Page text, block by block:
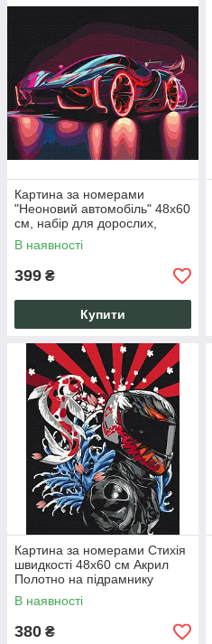
Картина за номерами
"Неоновий автомобіль" 48x60
см, набір для дорослих,
акрил на полотні, антистрес
В наявності
399 ₴
Купити
Картина за номерами Стихія
швидкості 48х60 см Акрил
Полотно на підрамнику
Перегони Машини Антистрес
Подарунок
В наявності
380 ₴